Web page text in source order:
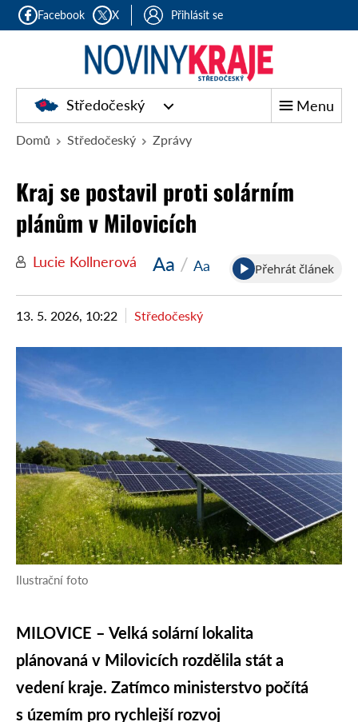
Facebook X Přihlásit se
Středočeský Menu
Domů Středočeský Zprávy
Kraj se postavil proti solárním
plánům v Milovicích
Lucie Kollnerová Aa / Aa Přehrát článek
13. 5. 2026, 10:22 Středočeský
Ilustrační foto
MILOVICE – Velká solární lokalita
plánovaná v Milovicích rozdělila stát a
vedení kraje. Zatímco ministerstvo počítá
s územím pro rychlejší rozvoj